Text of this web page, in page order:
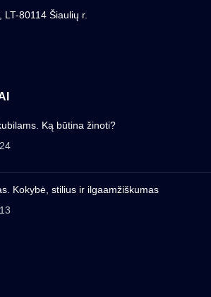
80114 Šiaulių r.
Ką būtina žinoti?
Kokybė, stilius ir ilgaamžiškumas